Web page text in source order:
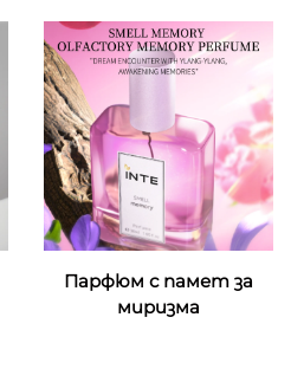
Парфюм с памет за
миризма